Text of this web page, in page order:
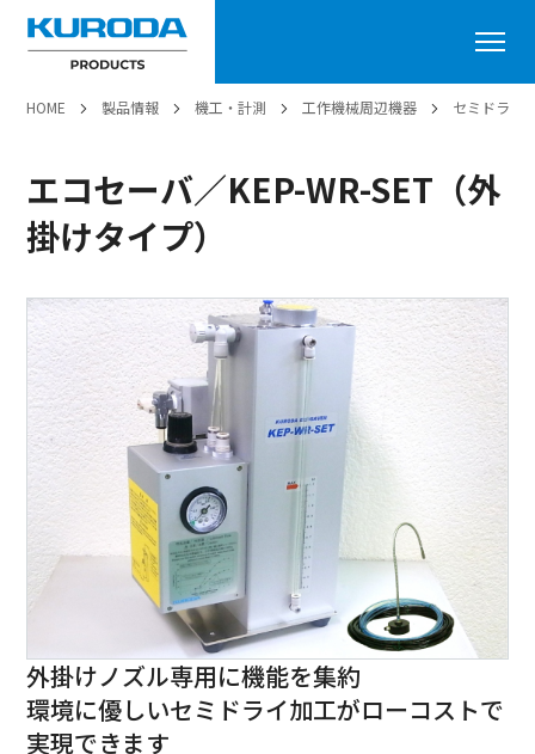
HOME 製品情報 機工・計測 工作機械周辺機器 セミドライ
エコセーバ／KEP-WR-SET（外
掛けタイプ）
外掛けノズル専用に機能を集約
環境に優しいセミドライ加工がローコストで
実現できます